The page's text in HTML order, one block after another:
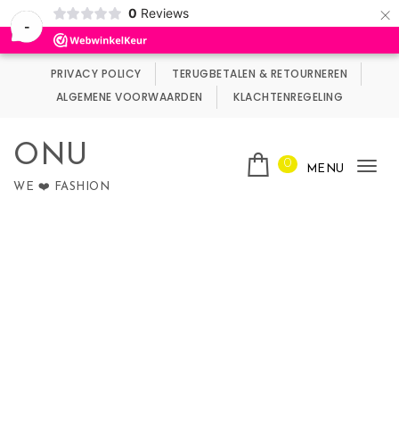
-
0 Reviews ×
Wij maken gebruik van cookies.
PRIVACY POLICY
TERUGBETALEN & RETOURNEREN
ALGEMENE VOORWAARDEN
KLACHTENREGELING
ONU
WE ❤️ FASHION
0 MENU